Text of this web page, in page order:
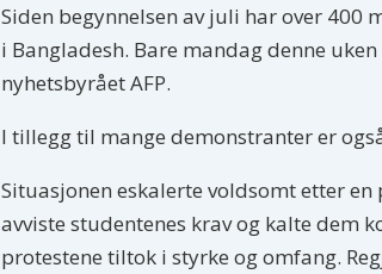
Siden begynnelsen av juli har over
i Bangladesh. Bare mandag denne
nyhetsbyrået AFP.
I tillegg til mange demonstranter er
Situasjonen eskalerte voldsomt etter en
avviste studentenes krav og kalte dem
protestene tiltok i styrke og omfang.